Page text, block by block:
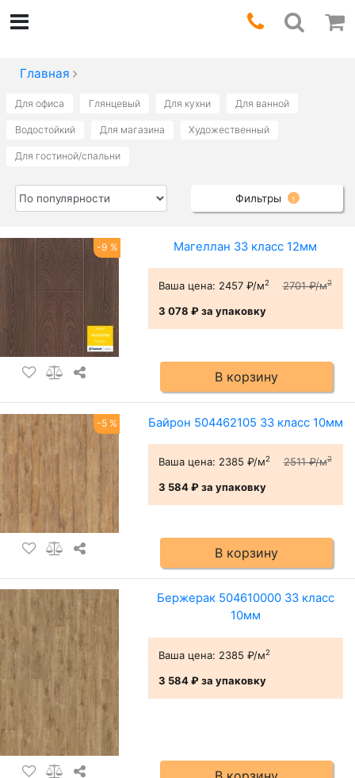
Главная
Для офиса Глянцевый Для кухни Для ванной
Водостойкий Для магазина Художественный
Для гостиной/спальни
Фильтры 1
-9 % Магеллан 33 класс 12мм
Ваша цена: 2457 ₽/м2 2701 ₽/м2
3 078 ₽за упаковку
В корзину
-5 % Байрон 504462105 33 класс 10мм
Ваша цена: 2385 ₽/м2 2511 ₽/м2
3 584 ₽за упаковку
В корзину
Бержерак 504610000 33 класс
10мм
Ваша цена: 2385 ₽/м2
3 584 ₽за упаковку